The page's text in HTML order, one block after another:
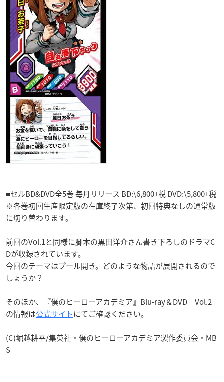
■セルBD&DVD全5巻 毎月リリース BD:\6,800+税 DVD:\5,800+税
※各巻初回生産限定版の在庫終了次第、初回特典なしの通常版
に切り替わります。
前回のVol.1と同様に脚本の黒田洋介さん書き下ろしのドラマC
Dが収録されています。
今回のテーマはプール開き。どのような物語が展開されるので
しょうか？
そのほか、『僕のヒーローアカデミア』Blu-ray＆DVD Vol.2
の情報は公式サイトにてご確認ください。
(C)堀越耕平/集英社・僕のヒーローアカデミア製作委員会・MB
S